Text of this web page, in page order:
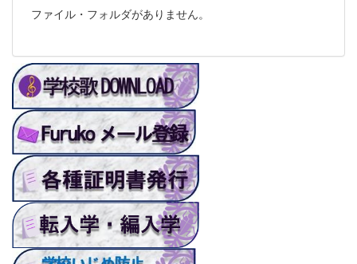
ファイル・フォルダがありません。